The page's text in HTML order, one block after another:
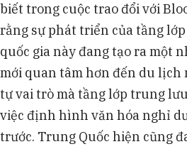
biết trong cuộc trao đổi với
rằng sự phát triển của tầng
quốc gia này đang tạo ra một
mới quan tâm hơn đến du
tự vai trò mà tầng lớp trung
việc định hình văn hóa nghỉ
trước. Trung Quốc hiện cũng